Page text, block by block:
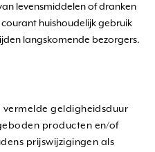
levensmiddelen of dranken
huishoudelijk gebruik
langskomende bezorgers.
vermelde geldigheidsduur
producten en/of
prijswijzigingen als